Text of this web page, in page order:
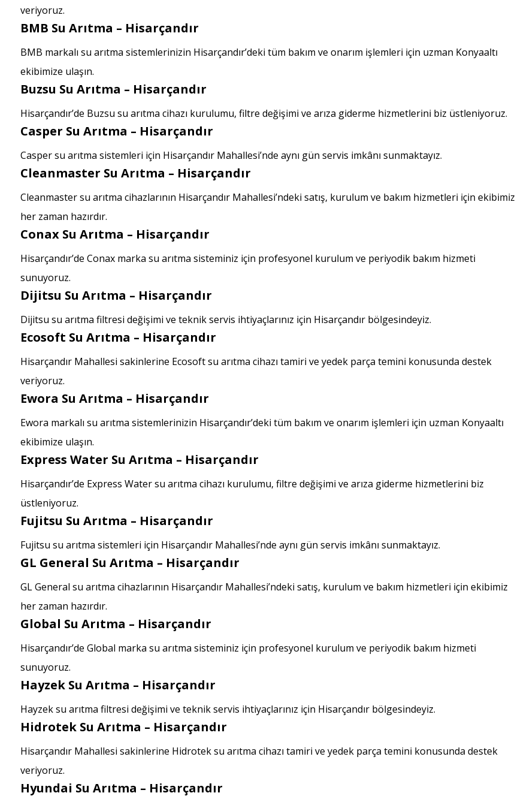
veriyoruz.
BMB Su Arıtma – Hisarçandır
BMB markalı su arıtma sistemlerinizin Hisarçandır’deki tüm bakım ve onarım işlemleri için uzman Konyaaltı
ekibimize ulaşın.
Buzsu Su Arıtma – Hisarçandır
Hisarçandır’de Buzsu su arıtma cihazı kurulumu, filtre değişimi ve arıza giderme hizmetlerini biz üstleniyoruz.
Casper Su Arıtma – Hisarçandır
Casper su arıtma sistemleri için Hisarçandır Mahallesi’nde aynı gün servis imkânı sunmaktayız.
Cleanmaster Su Arıtma – Hisarçandır
Cleanmaster su arıtma cihazlarının Hisarçandır Mahallesi’ndeki satış, kurulum ve bakım hizmetleri için ekibimiz
her zaman hazırdır.
Conax Su Arıtma – Hisarçandır
Hisarçandır’de Conax marka su arıtma sisteminiz için profesyonel kurulum ve periyodik bakım hizmeti
sunuyoruz.
Dijitsu Su Arıtma – Hisarçandır
Dijitsu su arıtma filtresi değişimi ve teknik servis ihtiyaçlarınız için Hisarçandır bölgesindeyiz.
Ecosoft Su Arıtma – Hisarçandır
Hisarçandır Mahallesi sakinlerine Ecosoft su arıtma cihazı tamiri ve yedek parça temini konusunda destek
veriyoruz.
Ewora Su Arıtma – Hisarçandır
Ewora markalı su arıtma sistemlerinizin Hisarçandır’deki tüm bakım ve onarım işlemleri için uzman Konyaaltı
ekibimize ulaşın.
Express Water Su Arıtma – Hisarçandır
Hisarçandır’de Express Water su arıtma cihazı kurulumu, filtre değişimi ve arıza giderme hizmetlerini biz
üstleniyoruz.
Fujitsu Su Arıtma – Hisarçandır
Fujitsu su arıtma sistemleri için Hisarçandır Mahallesi’nde aynı gün servis imkânı sunmaktayız.
GL General Su Arıtma – Hisarçandır
GL General su arıtma cihazlarının Hisarçandır Mahallesi’ndeki satış, kurulum ve bakım hizmetleri için ekibimiz
her zaman hazırdır.
Global Su Arıtma – Hisarçandır
Hisarçandır’de Global marka su arıtma sisteminiz için profesyonel kurulum ve periyodik bakım hizmeti
sunuyoruz.
Hayzek Su Arıtma – Hisarçandır
Hayzek su arıtma filtresi değişimi ve teknik servis ihtiyaçlarınız için Hisarçandır bölgesindeyiz.
Hidrotek Su Arıtma – Hisarçandır
Hisarçandır Mahallesi sakinlerine Hidrotek su arıtma cihazı tamiri ve yedek parça temini konusunda destek
veriyoruz.
Hyundai Su Arıtma – Hisarçandır